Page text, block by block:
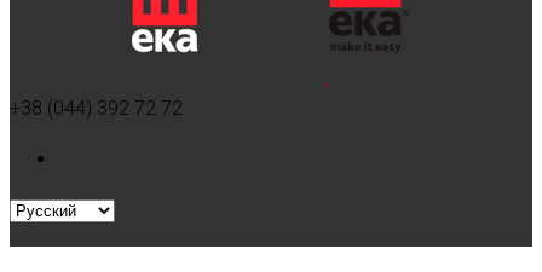
+38 (044) 392 72 72